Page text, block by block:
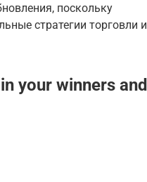
поскольку
стратегии торговли и
your winners and